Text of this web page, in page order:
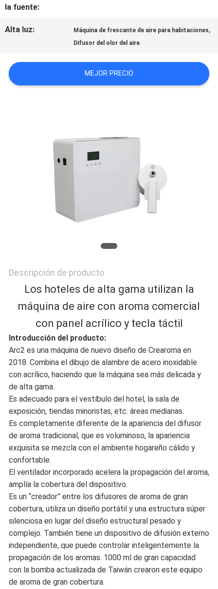
EN
CONTACTO
POLÍTICA
PRIVACIDAD
la fuente:
Alta luz: Máquina de frescante de aire para habitaciones,
Difusor del olor del aire
MEJOR PRECIO
Descripción de producto
Los hoteles de alta gama utilizan la
máquina de aire con aroma comercial
con panel acrílico y tecla táctil
Introducción del producto:
Arc2 es una máquina de nuevo diseño de Crearoma en
2018. Combina el dibujo de alambre de acero inoxidable
con acrílico, haciendo que la máquina sea más delicada y
de alta gama.
Es adecuado para el vestíbulo del hotel, la sala de
exposición, tiendas minoristas, etc. áreas medianas.
Es completamente diferente de la apariencia del difusor
de aroma tradicional, que es voluminoso, la apariencia
exquisita se mezcla con el ambiente hogareño cálido y
confortable.
El ventilador incorporado acelera la propagación del aroma,
amplía la cobertura del dispositivo.
Es un “creador” entre los difusores de aroma de gran
cobertura, utiliza un diseño portátil y una estructura súper
silenciosa en lugar del diseño estructural pesado y
complejo. También tiene un dispositivo de difusión externo
independiente, que puede controlar inteligentemente la
propagación de los aromas. 1000 ml de gran capacidad
con la bomba actualizada de Taiwán crearon este equipo
de aroma de gran cobertura.